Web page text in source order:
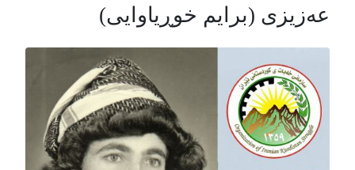
عەزیزی (برایم خوڕیاوایی)